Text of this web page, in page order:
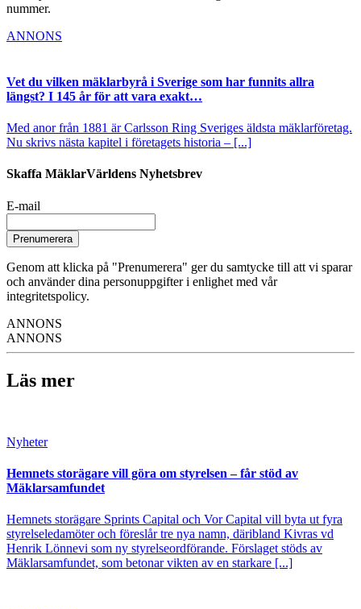
nummer.
ANNONS
Vet du vilken mäklarbyrå i Sverige som har funnits allra
längst? I 145 år för att vara exakt…
Med anor från 1881 är Carlsson Ring Sveriges äldsta mäklarföretag.
Nu skrivs nästa kapitel i företagets historia – [...]
Skaffa MäklarVärldens Nyhetsbrev
E-mail
Prenumerera
Genom att klicka på "Prenumerera" ger du samtycke till att vi sparar
och använder dina personuppgifter i enlighet med vår
integritetspolicy.
ANNONS
ANNONS
Läs mer
Nyheter
Hemnets storägare vill göra om styrelsen – får stöd av
Mäklarsamfundet
Hemnets storägare Sprints Capital och Vor Capital vill byta ut fyra
styrelseledamöter och föreslår tre nya namn, däribland Kivras vd
Henrik Lönnevi som ny styrelseordförande. Förslaget stöds av
Mäklarsamfundet, som betonar vikten av en starkare [...]